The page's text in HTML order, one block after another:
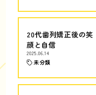
20代歯列矯正後の笑
顔と自信
2025.06.14
未分類